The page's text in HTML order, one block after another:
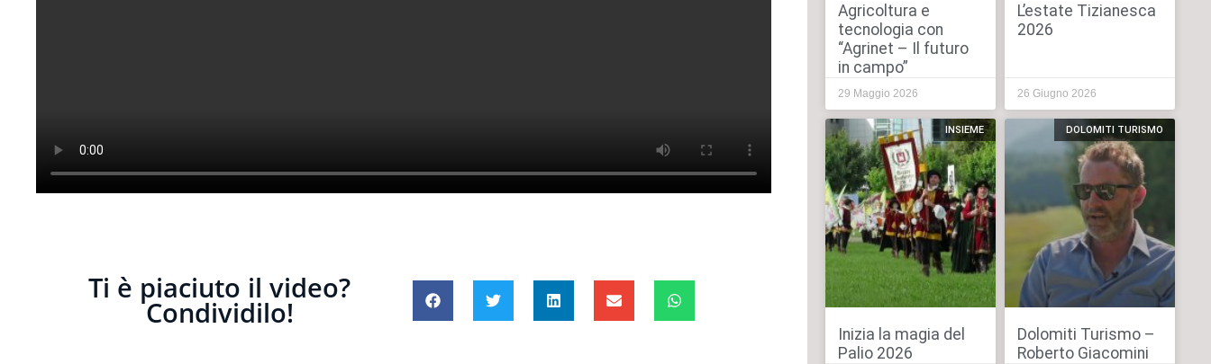
Ti è piaciuto il video?
Condividilo!
Agricoltura e
tecnologia con
“Agrinet – Il futuro
in campo”
29 Maggio 2026
L’estate Tizianesca
2026
26 Giugno 2026
INSIEME
Inizia la magia del
Palio 2026
DOLOMITI TURISMO
Dolomiti Turismo –
Roberto Giacomini